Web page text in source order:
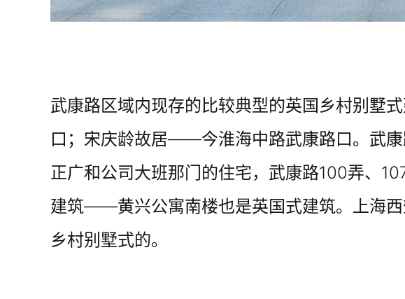
武康路区域内现存的比较典型的英国乡村别墅
口；宋庆龄故居――今淮海中路武康路口。武
正广和公司大班那门的住宅，武康路100弄、
建筑――黄兴公寓南楼也是英国式建筑。上海
乡村别墅式的。